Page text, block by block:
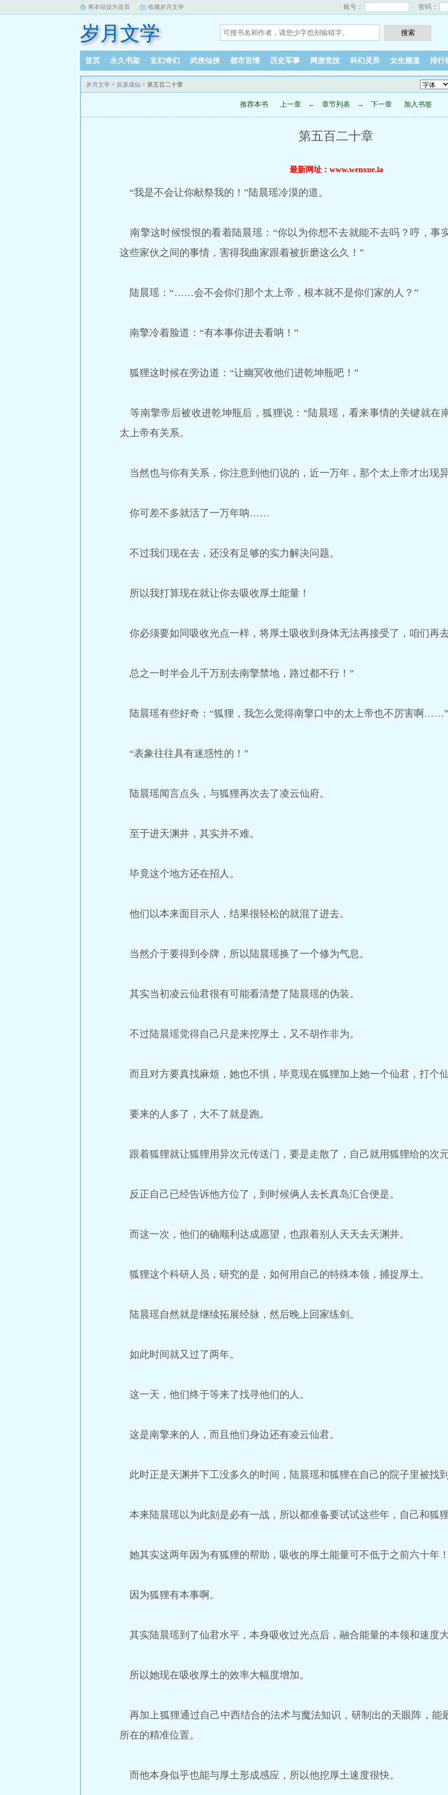
将本站设为首页 收藏岁月文学 账号： 密码：
岁月文学
首页 永久书架 玄幻奇幻 武侠仙侠 都市言情 历史军事 网游竞技 科幻灵异 女生频道 排行
岁月文学 > 反派成仙 > 第五百二十章
推荐本书 上一章 ← 章节列表 → 下一章 加入书签
第五百二十章
最新网址：www.wenxue.la
“我是不会让你献祭我的！”陆晨瑶冷漠的道。
南擎这时候恨恨的看着陆晨瑶：“你以为你想不去就能不去吗？哼，事
这些家伙之间的事情，害得我曲家跟着被折磨这么久！”
陆晨瑶：“……会不会你们那个太上帝，根本就不是你们家的人？”
南擎冷着脸道：“有本事你进去看呐！”
狐狸这时候在旁边道：“让幽冥收他们进乾坤瓶吧！”
等南擎帝后被收进乾坤瓶后，狐狸说：“陆晨瑶，看来事情的关键就在
太上帝有关系。
当然也与你有关系，你注意到他们说的，近一万年，那个太上帝才出现
你可差不多就活了一万年呐……
不过我们现在去，还没有足够的实力解决问题。
所以我打算现在就让你去吸收厚土能量！
你必须要如同吸收光点一样，将厚土吸收到身体无法再接受了，咱们再
总之一时半会儿千万别去南擎禁地，路过都不行！”
陆晨瑶有些好奇：“狐狸，我怎么觉得南擎口中的太上帝也不厉害啊……”
“表象往往具有迷惑性的！”
陆晨瑶闻言点头，与狐狸再次去了凌云仙府。
至于进天渊井，其实并不难。
毕竟这个地方还在招人。
他们以本来面目示人，结果很轻松的就混了进去。
当然介于要得到令牌，所以陆晨瑶换了一个修为气息。
其实当初凌云仙君很有可能看清楚了陆晨瑶的伪装。
不过陆晨瑶觉得自己只是来挖厚土，又不胡作非为。
而且对方要真找麻烦，她也不惧，毕竟现在狐狸加上她一个仙君，打个
要来的人多了，大不了就是跑。
跟着狐狸就让狐狸用异次元传送门，要是走散了，自己就用狐狸给的次
反正自己已经告诉他方位了，到时候俩人去长真岛汇合便是。
而这一次，他们的确顺利达成愿望，也跟着别人天天去天渊井。
狐狸这个科研人员，研究的是，如何用自己的特殊本领，捕捉厚土。
陆晨瑶自然就是继续拓展经脉，然后晚上回家练剑。
如此时间就又过了两年。
这一天，他们终于等来了找寻他们的人。
这是南擎来的人，而且他们身边还有凌云仙君。
此时正是天渊井下工没多久的时间，陆晨瑶和狐狸在自己的院子里被找
本来陆晨瑶以为此刻是必有一战，所以都准备要试试这些年，自己和狐
她其实这两年因为有狐狸的帮助，吸收的厚土能量可不低于之前六十年
因为狐狸有本事啊。
其实陆晨瑶到了仙君水平，本身吸收过光点后，融合能量的本领和速度
所以她现在吸收厚土的效率大幅度增加。
再加上狐狸通过自己中西结合的法术与魔法知识，研制出的天眼阵，能
所在的精准位置。
而他本身似乎也能与厚土形成感应，所以他挖厚土速度很快。